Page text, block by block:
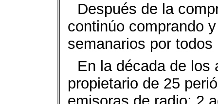
Después de la
continúo comprando
semanarios por
En la década de los
propietario de 25